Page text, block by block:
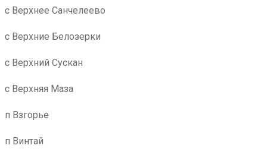
с Верхнее Санчелеево
с Верхние Белозерки
с Верхний Сускан
с Верхняя Маза
п Взгорье
п Винтай